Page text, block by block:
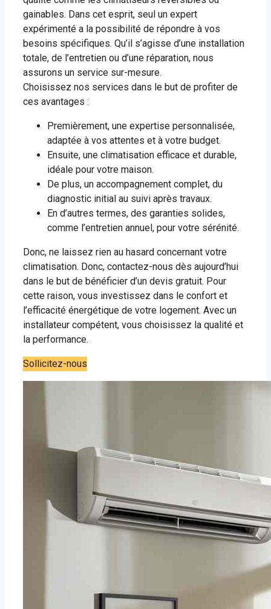
gainables. Dans cet esprit, seul un expert
expérimenté a la possibilité de répondre à vos
besoins spécifiques. Qu’il s’agisse d’une installation
totale, de l’entretien ou d’une réparation, nous
assurons un service sur-mesure.
Choisissez nos services dans le but de profiter de
ces avantages :
Premièrement, une expertise personnalisée,
adaptée à vos attentes et à votre budget.
Ensuite, une climatisation efficace et durable,
idéale pour votre maison.
De plus, un accompagnement complet, du
diagnostic initial au suivi après travaux.
En d’autres termes, des garanties solides,
comme l’entretien annuel, pour votre sérénité.
Donc, ne laissez rien au hasard concernant votre
climatisation. Donc, contactez-nous dès aujourd’hui
dans le but de bénéficier d’un devis gratuit. Pour
cette raison, vous investissez dans le confort et
l’efficacité énergétique de votre logement. Avec un
installateur compétent, vous choisissez la qualité et
la performance.
Sollicitez-nous